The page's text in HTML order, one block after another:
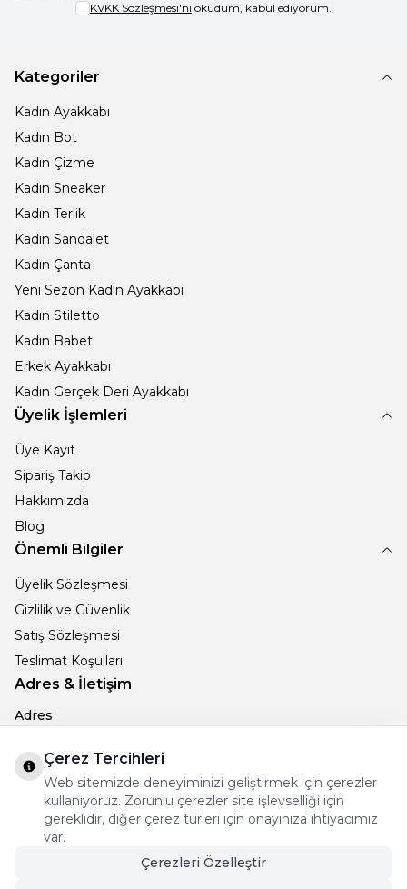
KVKK Sözleşmesi'ni okudum, kabul ediyorum.
Kategoriler
Kadın Ayakkabı
Kadın Bot
Kadın Çizme
Kadın Sneaker
Kadın Terlik
Kadın Sandalet
Kadın Çanta
Yeni Sezon Kadın Ayakkabı
Kadın Stiletto
Kadın Babet
Erkek Ayakkabı
Kadın Gerçek Deri Ayakkabı
Üyelik İşlemleri
Üye Kayıt
Sipariş Takip
Hakkımızda
Blog
Önemli Bilgiler
Üyelik Sözleşmesi
Gizlilik ve Güvenlik
Satış Sözleşmesi
Teslimat Koşulları
Adres & İletişim
Adres
Telefon
+905066896238
E-Posta
info@ametistcollection.com
İnstagram
Çerez Tercihleri
Web sitemizde deneyiminizi geliştirmek için çerezler
kullanıyoruz. Zorunlu çerezler site işlevselliği için
gereklidir, diğer çerez türleri için onayınıza ihtiyacımız
var.
Çerezleri Özelleştir